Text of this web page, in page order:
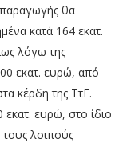
θα
κατά 164 εκατ.
λόγω της
εκατ. ευρώ, από
κέρδη της ΤτΕ.
ευρώ, στο ίδιο
λοιπούς